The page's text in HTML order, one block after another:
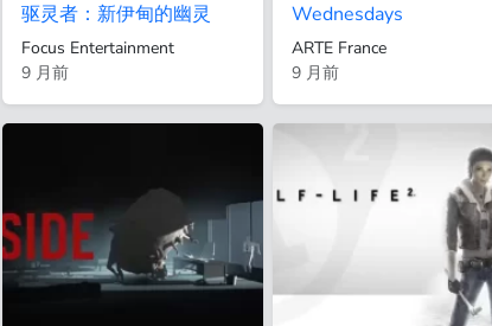
驱灵者：新伊甸的幽灵
Focus Entertainment
9 月前
Wednesdays
ARTE France
9 月前